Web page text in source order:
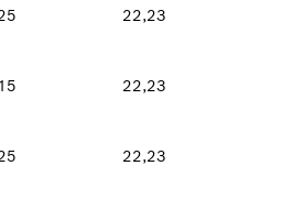
22,23
22,23
22,23